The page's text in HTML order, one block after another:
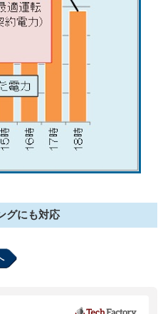
グにも対応